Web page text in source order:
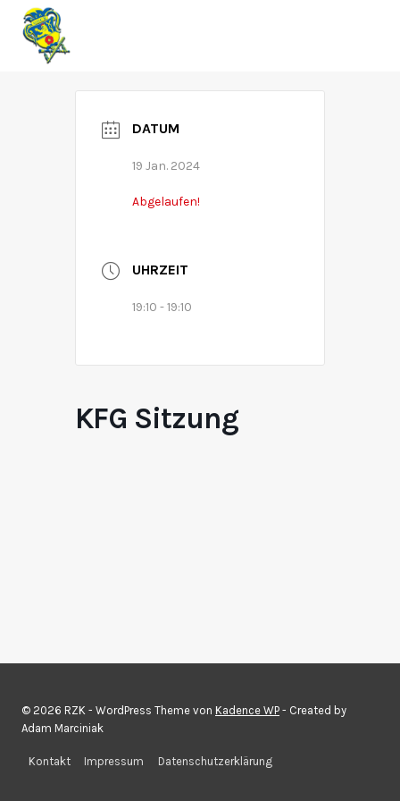
DATUM
19 Jan. 2024
Abgelaufen!
UHRZEIT
19:10 - 19:10
KFG Sitzung
© 2026 RZK - WordPress Theme von Kadence WP - Created by
Adam Marciniak
Kontakt Impressum Datenschutzerklärung